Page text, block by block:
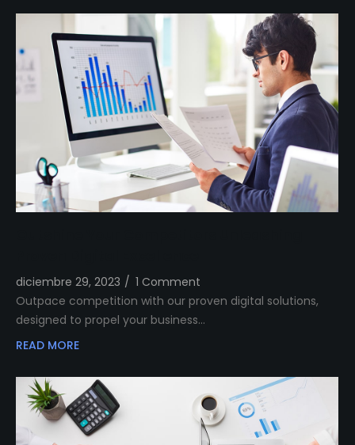
diciembre 29, 2023 / 1 Comment
Outpace competition with our proven digital solutions,
designed to propel your business…
READ MORE